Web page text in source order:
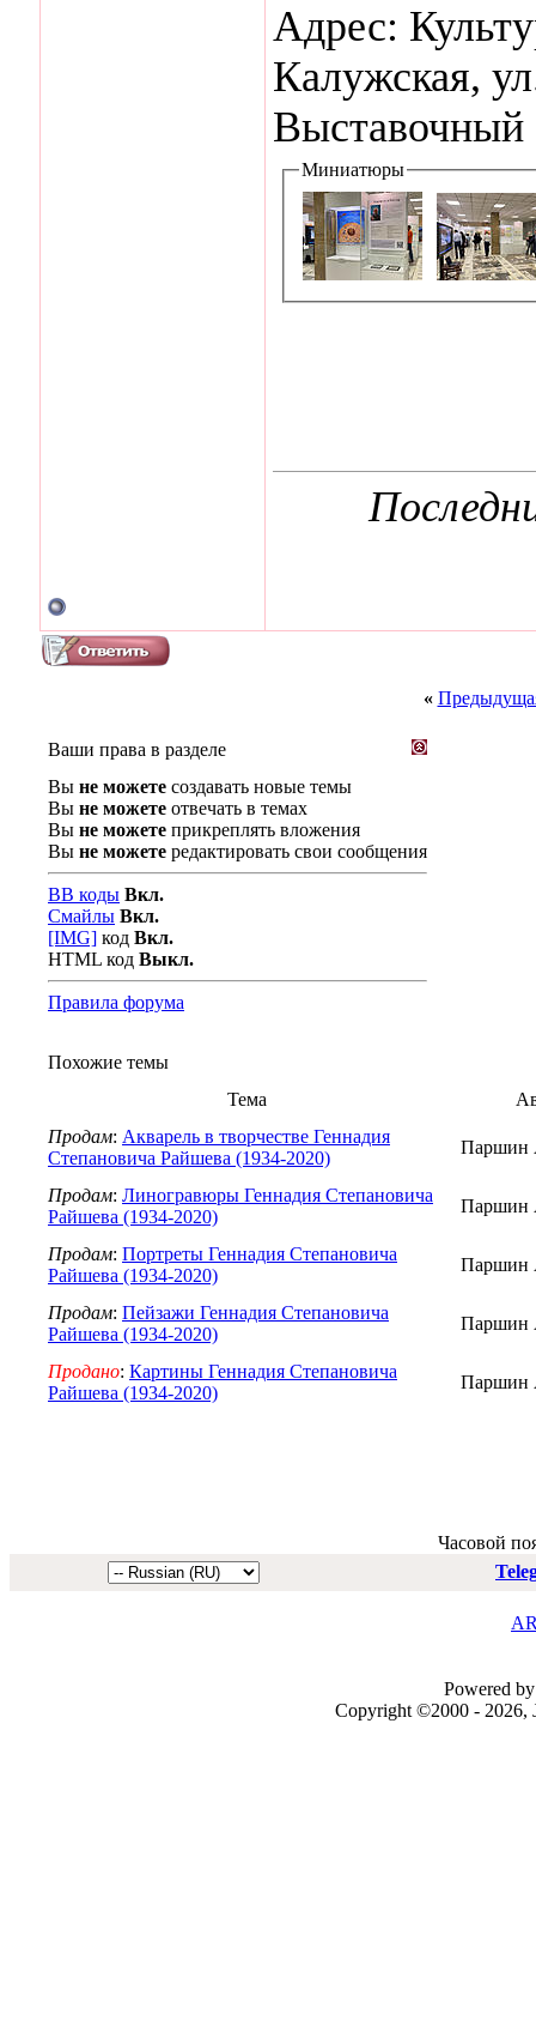
Адрес:
Калужская,
Выставочный
Миниатюры
«
Ваши права в разделе
Вы не можете создавать новые темы
Вы не можете отвечать в темах
Вы не можете прикреплять вложения
Вы не можете редактировать свои сообщения
BB коды Вкл.
Смайлы Вкл.
[IMG] код Вкл.
HTML код Выкл.
Правила форума
Похожие темы
Тема
Продам: Акварель в творчестве Геннадия
Степановича Райшева (1934-2020)
Паршин
Продам: Линогравюры Геннадия Степановича
Райшева (1934-2020)
Паршин
Продам: Портреты Геннадия Степановича
Райшева (1934-2020)
Паршин
Продам: Пейзажи Геннадия Степановича
Райшева (1934-2020)
Паршин
Продано: Картины Геннадия Степановича
Райшева (1934-2020)
Паршин
Часовой
Powered
Copyright ©2000 - 2026,